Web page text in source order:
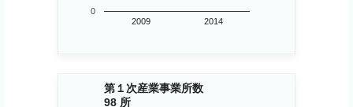
2009 2014
0
第１次産業事業所数
98 所